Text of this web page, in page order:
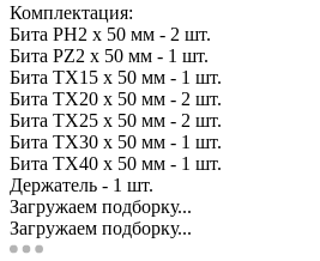
Комплектация:
Бита PH2 х 50 мм - 2 шт.
Бита PZ2 х 50 мм - 1 шт.
Бита TX15 х 50 мм - 1 шт.
Бита TX20 х 50 мм - 2 шт.
Бита TX25 х 50 мм - 2 шт.
Бита TX30 х 50 мм - 1 шт.
Бита TX40 х 50 мм - 1 шт.
Держатель - 1 шт.
Загружаем подборку...
Загружаем подборку...